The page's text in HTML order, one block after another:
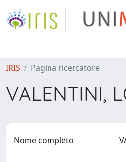
IRIS Pagina ricercatore
VALENTINI,
Nome completo